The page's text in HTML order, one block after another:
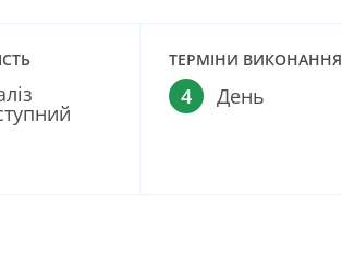
ТЕРМІНИ ВИКОНАННЯ
4 День